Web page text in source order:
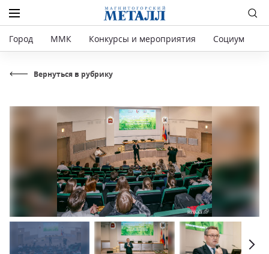
Город ММК Конкурсы и мероприятия Социум
Вернуться в рубрику